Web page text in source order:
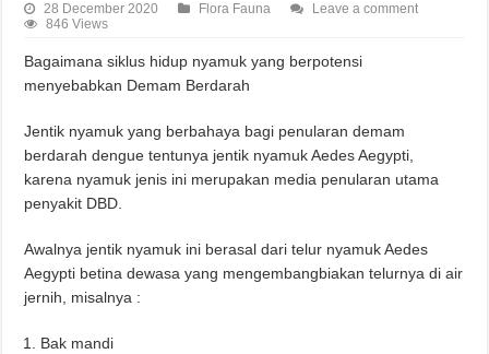
28 December 2020 Flora Fauna
Leave a comment
846 Views
Bagaimana siklus hidup nyamuk yang berpotensi
menyebabkan Demam Berdarah
Jentik nyamuk yang berbahaya bagi penularan demam
berdarah dengue tentunya jentik nyamuk Aedes Aegypti,
karena nyamuk jenis ini merupakan media penularan utama
penyakit DBD.
Awalnya jentik nyamuk ini berasal dari telur nyamuk Aedes
Aegypti betina dewasa yang mengembangbiakan telurnya di air
jernih, misalnya :
Bak mandi